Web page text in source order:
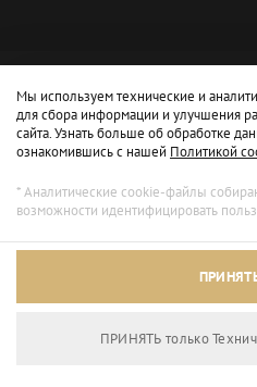
Мы используем технические и
для сбора информации и улучшения
сайта. Узнать больше об обработке
ознакомившись с нашей Политикой
* Аналитические cookie-файлы
возможности идентифицировать
ПРИНЯТЬ только